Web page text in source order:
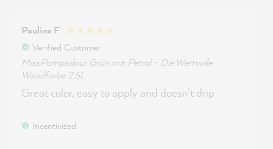
Paulina F
Verified Customer
MissPompadour Grün mit Petrol - Die Wertvolle
Wandfarbe 2.5L
Great color, easy to apply and doesn't drip
Incentivized